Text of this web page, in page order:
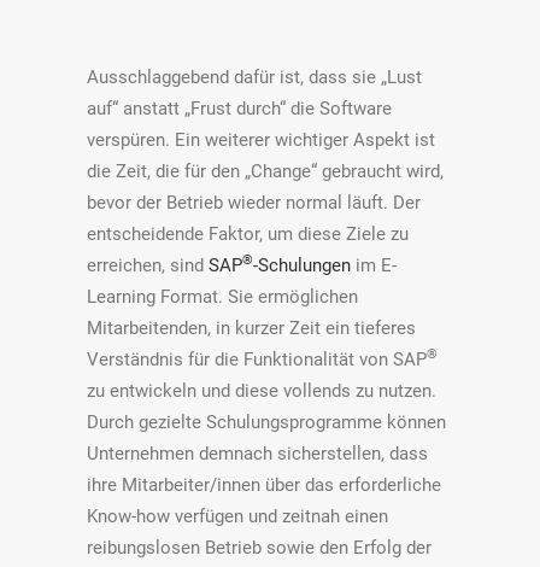
Ausschlaggebend dafür ist, dass sie „Lust
auf“ anstatt „Frust durch“ die Software
verspüren. Ein weiterer wichtiger Aspekt ist
die Zeit, die für den „Change“ gebraucht wird,
bevor der Betrieb wieder normal läuft. Der
entscheidende Faktor, um diese Ziele zu
erreichen, sind SAP®-Schulungen im E-
Learning Format. Sie ermöglichen
Mitarbeitenden, in kurzer Zeit ein tieferes
Verständnis für die Funktionalität von SAP®
zu entwickeln und diese vollends zu nutzen.
Durch gezielte Schulungsprogramme können
Unternehmen demnach sicherstellen, dass
ihre Mitarbeiter/innen über das erforderliche
Know-how verfügen und zeitnah einen
reibungslosen Betrieb sowie den Erfolg der